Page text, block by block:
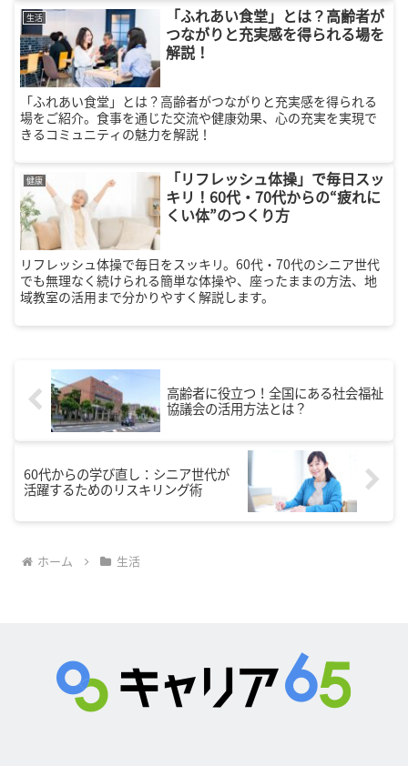
生活
「ふれあい食堂」とは？高齢者が
つながりと充実感を得られる場を
解説！
「ふれあい食堂」とは？高齢者がつながりと充実感を得られる
場をご紹介。食事を通じた交流や健康効果、心の充実を実現で
きるコミュニティの魅力を解説！
健康
「リフレッシュ体操」で毎日スッ
キリ！60代・70代からの“疲れに
くい体”のつくり方
リフレッシュ体操で毎日をスッキリ。60代・70代のシニア世代
でも無理なく続けられる簡単な体操や、座ったままの方法、地
域教室の活用まで分かりやすく解説します。
高齢者に役立つ！全国にある社会福祉
協議会の活用方法とは？
60代からの学び直し：シニア世代が
活躍するためのリスキリング術
ホーム 生活